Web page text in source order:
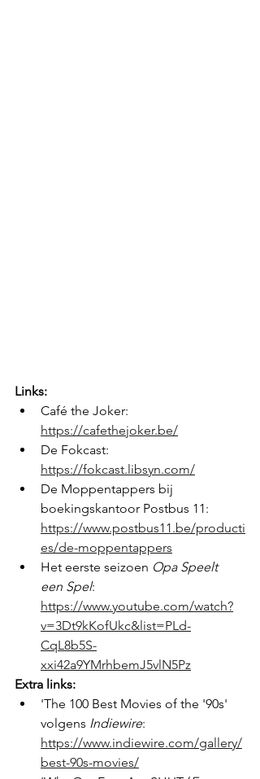
Links:
Café the Joker:
https://cafethejoker.be/
De Fokcast:
https://fokcast.libsyn.com/
De Moppentappers bij
boekingskantoor Postbus 11:
https://www.postbus11.be/producti
es/de-moppentappers
Het eerste seizoen Opa Speelt
een Spel:
https://www.youtube.com/watch?
v=3Dt9kKofUkc&list=PLd-
CqL8b5S-
xxi42a9YMrhbemJ5vlN5Pz
Extra links:
'The 100 Best Movies of the '90s'
volgens Indiewire:
https://www.indiewire.com/gallery/
best-90s-movies/